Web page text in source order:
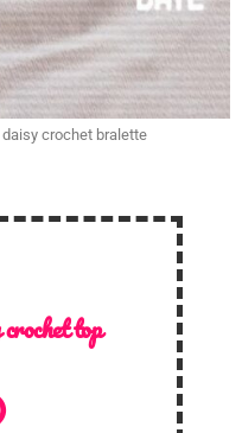
crochet bralette
top